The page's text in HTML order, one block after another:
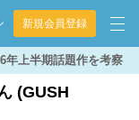
新規会員登録
年上半期話題作を考察
(GUSH